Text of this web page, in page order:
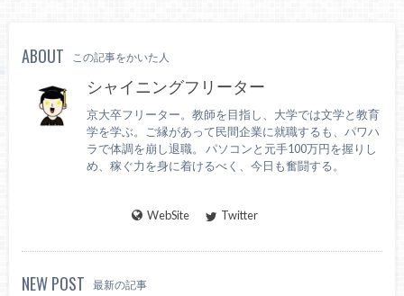
ABOUT この記事をかいた人
シャイニングフリーター
京大卒フリーター。教師を目指し、大学では文学と教育
学を学ぶ。ご縁があって民間企業に就職するも、パワハ
ラで体調を崩し退職。 パソコンと元手100万円を握りし
め、稼ぐ力を身に着けるべく、今日も奮闘する。
WebSite Twitter
NEW POST 最新の記事